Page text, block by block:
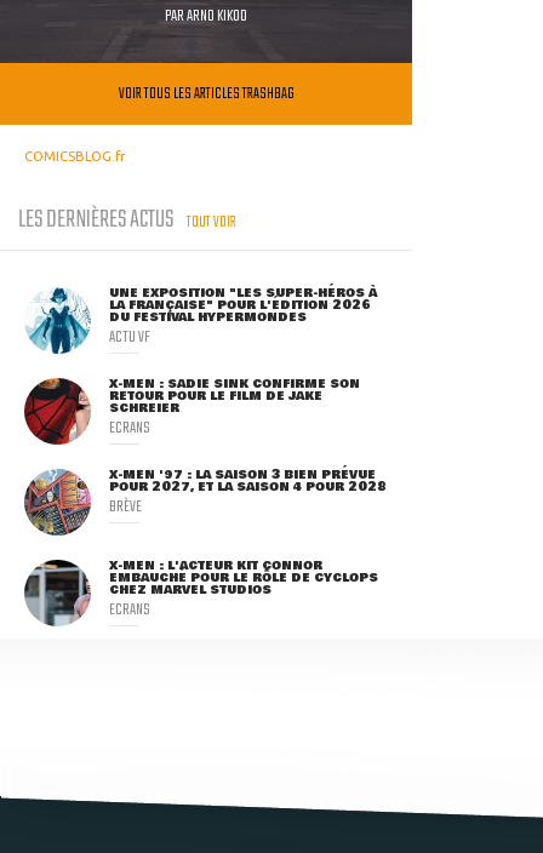
PARARNO KIKOO
VOIR TOUS LES ARTICLES TRASHBAG
COMICSBLOG.fr
LES DERNIÈRES ACTUS TOUT VOIR
UNE EXPOSITION "LES SUPER-HÉROS À
LA FRANÇAISE" POUR L'ÉDITION 2026
DU FESTIVAL HYPERMONDES
ACTU VF
X-MEN : SADIE SINK CONFIRME SON
RETOUR POUR LE FILM DE JAKE
SCHREIER
ECRANS
X-MEN '97 : LA SAISON 3 BIEN PRÉVUE
POUR 2027, ET LA SAISON 4 POUR 2028
BRÈVE
X-MEN : L'ACTEUR KIT CONNOR
EMBAUCHÉ POUR LE RÔLE DE CYCLOPS
CHEZ MARVEL STUDIOS
ECRANS